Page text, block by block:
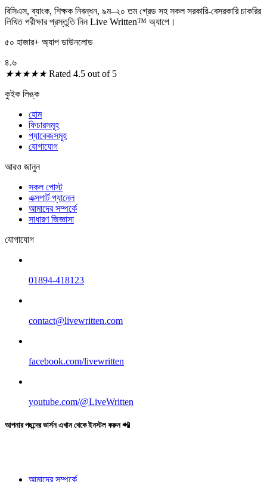
বিসিএস,ব্যাংক, শিক্ষক নিবন্ধন, ৯ম–২০ তম গ্রেড সহ সকল সরকারি-বেসরকারি চাকরির
লিখিত পরীক্ষার প্রস্তুতি নিন Live Written™ অ্যাপে।
৫০ হাজার+ অ্যাপ ডাউনলোড
৪.৬
★★★★★ Rated 4.5 out of 5
কুইক লিঙ্ক
হোম
ফিচারসমূহ
প্যাকেজসমূহ
যোগাযোগ
আরও জানুন
সকল পোস্ট
এক্সপার্ট প্যানেল
আমাদের সম্পর্কে
সাধারণ জিজ্ঞাসা
যোগাযোগ
01894-418123
contact@livewritten.com
facebook.com/livewritten
youtube.com/@LiveWritten
আপনার পছন্দের ভার্সন এখান থেকে ইনস্টল করুন 📲
আমাদের সম্পর্কে